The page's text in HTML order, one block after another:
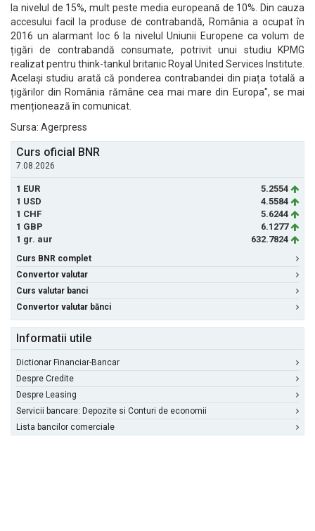
la nivelul de 15%, mult peste media europeană de 10%. Din cauza
accesului facil la produse de contrabandă, România a ocupat în
2016 un alarmant loc 6 la nivelul Uniunii Europene ca volum de
țigări de contrabandă consumate, potrivit unui studiu KPMG
realizat pentru think-tankul britanic Royal United Services Institute.
Același studiu arată că ponderea contrabandei din piața totală a
țigărilor din România rămâne cea mai mare din Europa", se mai
menționează în comunicat.
Sursa: Agerpress
Curs oficial BNR
7.08.2026
1 EUR
5.2554
1 USD
4.5584
1 CHF
5.6244
1 GBP
6.1277
1 gr. aur
632.7824
Curs BNR complet
Convertor valutar
Curs valutar banci
Convertor valutar bănci
Informatii utile
Dictionar Financiar-Bancar
Despre Credite
Despre Leasing
Servicii bancare: Depozite si Conturi de economii
Lista bancilor comerciale